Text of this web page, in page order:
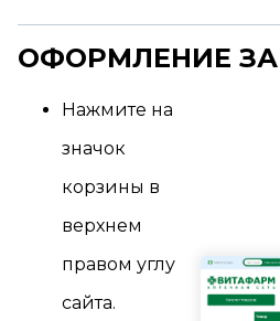
ОФОРМЛЕНИЕ
Нажмите на
значок
корзины в
верхнем
правом углу
сайта.